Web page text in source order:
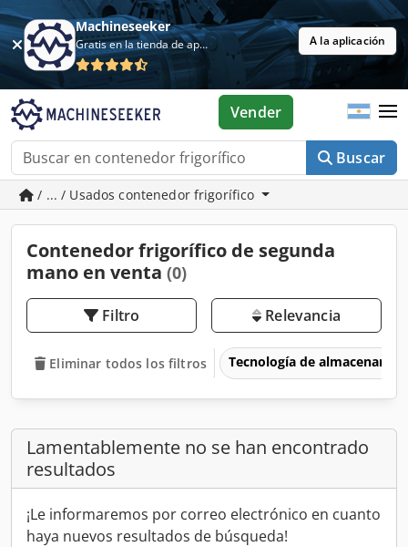
Machineseeker
Gratis en la tienda de aplicaciones A la aplicación
Buscar
Vender
/ ... / Usados contenedor frigorífico
Contenedor frigorífico de segunda
mano en venta (0)
Filtro Relevancia
Eliminar todos los filtros Tecnología de
Lamentablemente no se han encontrado
resultados
¡Le informaremos por correo electrónico en cuanto
haya nuevos resultados de búsqueda!